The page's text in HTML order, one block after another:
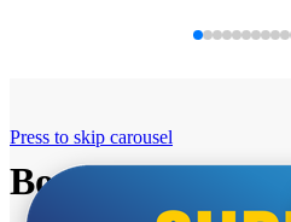
Bosch super cene
Press to skip carousel